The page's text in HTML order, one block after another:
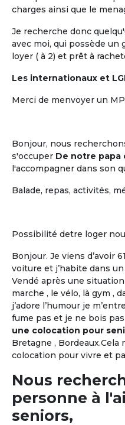
charges ainsi que le
Je recherche donc
avec moi, qui possède un
loyer ( à 2) et prêt à
Les internationaux et
Merci de menvoyer un
Bonjour, nous
s'occuper De notre papa
l'accompagner dans son
Balade, repas, activités,
Possibilité detre loger
Bonjour. Je viens d’avoir
voiture et j’habite dans
Vendé après une
marche , le vélo, là gym ,
j’adore l’humour je
fume pas et je ne bois pas
une colocation pour
Bretagne , Bordeaux.Cela
colocation pour vivre et
Nous
personne à
seniors,